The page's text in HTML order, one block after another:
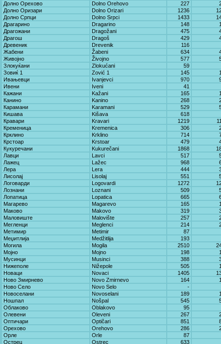
Долно Орехово
Dolno Orehovo 227
Долно Оризари
Dolno Orizari 1236
Долно Српци
Dolno Srpci 1433
Драгарино
Dragarino 148
Драгожани
Dragožani 475
Драгош
Dragoš 429
Древеник
Drevenik
116
Жабени
Žabeni 634
Живојно
Živojno 577
Злокуќани
Zlokućani
59
Зовиќ 1
Zović 1 145
Ивањевци
Ivanjevci 970
Ивени
Iveni
41
Кажани
Kažani 165
Канино
Kanino 268
Карамани
Karamani 529
Кишава
Kišava
618
Кравари
Kravari 1219
Кременица
Kremenica 306
Крклино
Krklino 714
Крстоар
Krstoar 479
Кукуречани
Kukurečani 1868
Лавци
Lavci 517
Лажец
Lažec 968
Лера
Lera 444
Лисолај
Lisolaj 551
Логоварди
Logovardi 1272
Лознани
Loznani 509
Лопатица
Lopatica 665
Магарево
Magarevo 165
Маково
Makovo 319
Маловиште
Malovište 257
Мегленци
Meglenci 214
Метимир
Metimir
87
Меџитлија
Medžitlija
193
Могила
Mogila 2510
Мојно
Mojno 198
Мусинци
Musinci 388
Нижеполе
Nižepole 505
Новаци
Novaci 1405
Ново Змирнево
Novo Zmirnevo 164
Ново Село
Novo Selo
-
Новоселани
Novoselani 189
Ношпал
Nošpal 545
Облаково
Oblakovo
95
Олевени
Oleveni 267
Оптичари
Optičari 851
Орехово
Orehovo 286
Орле
Orle
87
Острец
Ostrec 633